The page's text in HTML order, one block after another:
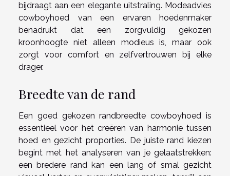
bijdraagt aan een elegante uitstraling. Modeadvies
cowboyhoed van een ervaren hoedenmaker
benadrukt dat een zorgvuldig gekozen
kroonhoogte niet alleen modieus is, maar ook
zorgt voor comfort en zelfvertrouwen bij elke
drager.
Breedte van de rand
Een goed gekozen randbreedte cowboyhoed is
essentieel voor het creëren van harmonie tussen
hoed en gezicht proporties. De juiste rand kiezen
begint met het analyseren van je gelaatstrekken:
een bredere rand kan een lang of smal gezicht